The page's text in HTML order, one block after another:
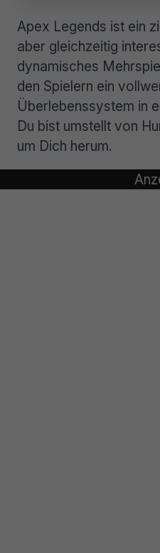
Apex Legends ist ein
aber gleichzeitig
dynamisches
den Spielern ein
Überlebenssystem in
Du bist umstellt von
um Dich herum.